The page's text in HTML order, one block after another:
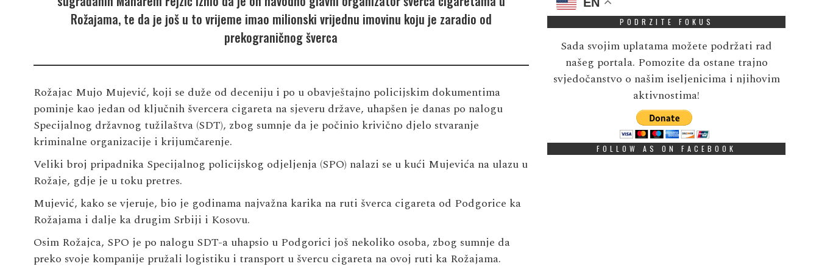
Rožajama, te da je još u to vrijeme imao milionski vrijednu imovinu koju je zaradio od
prekograničnog šverca
Rožajac Mujo Mujević, koji se duže od deceniju i po u obavještajno policijskim dokumentima
pominje kao jedan od ključnih švercera cigareta na sjeveru države, uhapšen je danas po nalogu
Specijalnog državnog tužilaštva (SDT), zbog sumnje da je počinio krivično djelo stvaranje
kriminalne organizacije i krijumčarenje.
Veliki broj pripadnika Specijalnog policijskog odjeljenja (SPO) nalazi se u kući Mujevića na ulazu u
Rožaje, gdje je u toku pretres.
Mujević, kako se vjeruje, bio je godinama najvažna karika na ruti šverca cigareta od Podgorice ka
Rožajama i dalje ka drugim Srbiji i Kosovu.
Osim Rožajca, SPO je po nalogu SDT-a uhapsio u Podgorici još nekoliko osoba, zbog sumnje da
preko svoje kompanije pružali logistiku i transport u švercu cigareta na ovoj ruti ka Rožajama.
PODRZITE FOKUS
Sada svojim uplatama možete podržati rad
našeg portala. Pomozite da ostane trajno
svjedočanstvo o našim iseljenicima i njihovim
aktivnostima!
FOLLOW AS ON FACEBOOK